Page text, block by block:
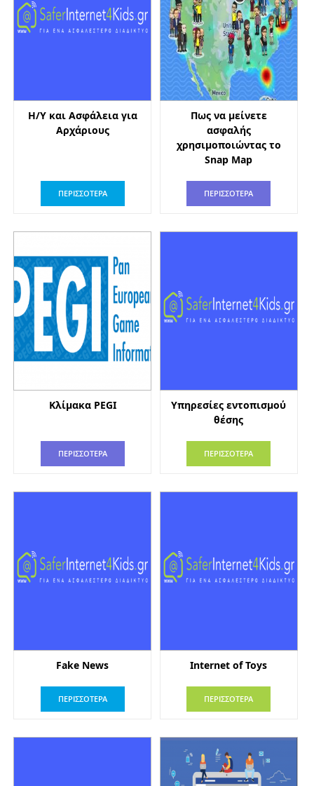
H/Y και Ασφάλεια για
Αρχάριους
ΠΕΡΙΣΣΟΤΕΡΑ
Πως να μείνετε
ασφαλής
χρησιμοποιώντας το
Snap Map
ΠΕΡΙΣΣΟΤΕΡΑ
Κλίμακα PEGI
ΠΕΡΙΣΣΟΤΕΡΑ
Υπηρεσίες εντοπισμού
θέσης
ΠΕΡΙΣΣΟΤΕΡΑ
Fake News
ΠΕΡΙΣΣΟΤΕΡΑ
Internet of Toys
ΠΕΡΙΣΣΟΤΕΡΑ